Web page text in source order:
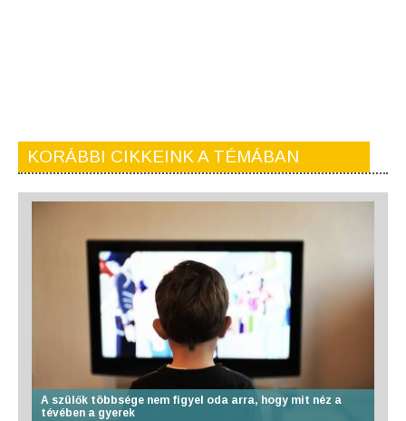
KORÁBBI CIKKEINK A TÉMÁBAN
A szülők többsége nem figyel oda arra, hogy mit néz a
tévében a gyerek